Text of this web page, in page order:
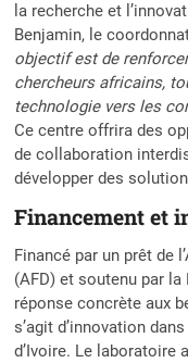
la recherche et
Benjamin, le
objectif est de
chercheurs africains,
technologie vers les
Ce centre offrira des
de collaboration
développer des
Financement et
Financé par un prêt de
(AFD) et soutenu par
réponse concrète aux
s’agit d’innovation
d’Ivoire. Le laboratoire